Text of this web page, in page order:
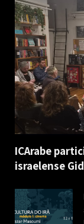
ICArabe
israelense